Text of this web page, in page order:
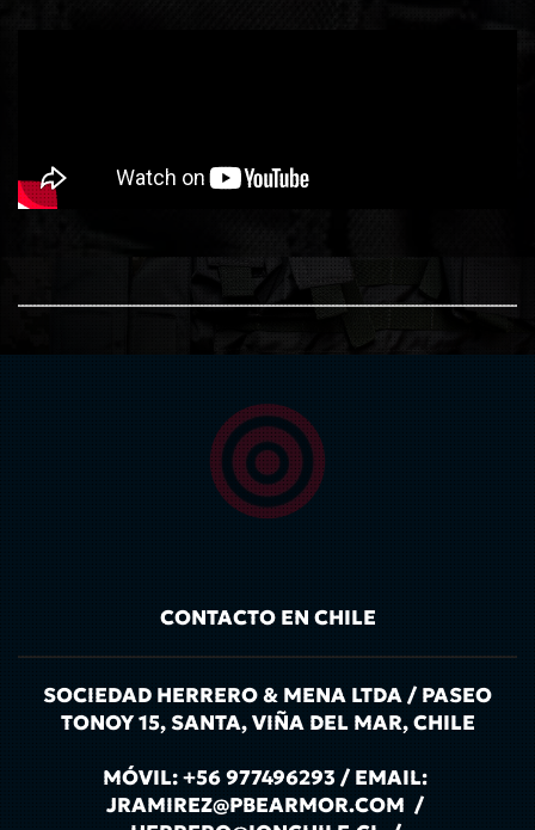
CONTACTO EN CHILE
SOCIEDAD HERRERO & MENA LTDA / PASEO
TONOY 15, SANTA, VIÑA DEL MAR, CHILE
MÓVIL: +56 977496293 / EMAIL:
JRAMIREZ@PBEARMOR.COM /